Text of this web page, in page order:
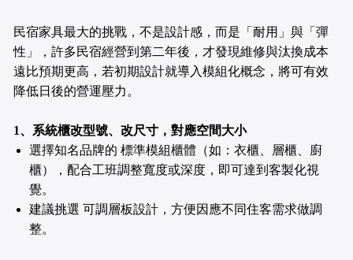
民宿家具最大的挑戰，不是設計感，而是「耐用」與「彈
性」，許多民宿經營到第二年後，才發現維修與汰換成本
遠比預期更高，若初期設計就導入模組化概念，將可有效
降低日後的營運壓力。
1、系統櫃改型號、改尺寸，對應空間大小
選擇知名品牌的 標準模組櫃體（如：衣櫃、層櫃、廚
櫃），配合工班調整寬度或深度，即可達到客製化視
覺。
建議挑選 可調層板設計，方便因應不同住客需求做調
整。